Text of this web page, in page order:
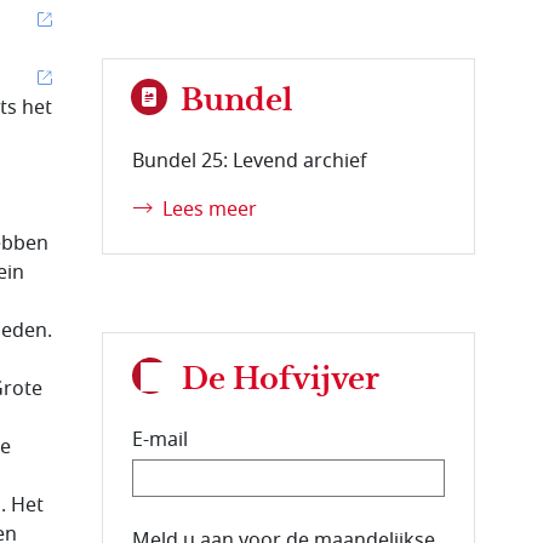
het
Het
Bundel
Bundel 25: Levend archief
Lees meer
De Hofvijver
E-mail